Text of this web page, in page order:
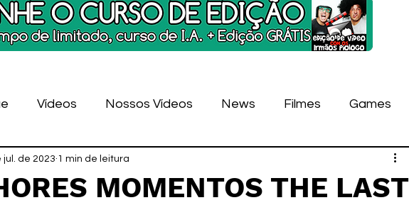
Vídeos Nossos Vídeos News Filmes Games
Tecnologia game
MOMENTOS THE LAST
jul. de 2023 1 min de leitura